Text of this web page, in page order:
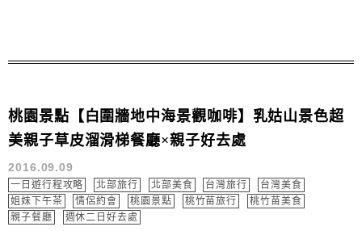
桃園景點【白圍牆地中海景觀咖啡】乳姑山景色超
美親子草皮溜滑梯餐廳×親子好去處
2016.09.09
一日遊行程攻略 北部旅行 北部美食 台灣旅行
台灣美食
姐妹下午茶
情侶約會 桃園景點 桃竹苗旅行
桃竹苗美食
親子餐廳
週休二日好去處